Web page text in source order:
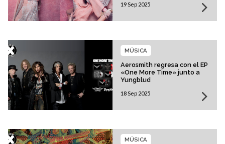
19 Sep 2025
Aerosmith regresa con el EP
«One More Time» junto a
Yungblud
MÚSICA
18 Sep 2025
MÚSICA